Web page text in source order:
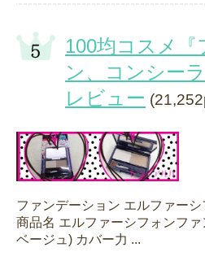
100均コスメ『
ン、コンシー
レビュー
ファンデーション エルファー
商品名 エルファーシフォンフ
ベージュ) カバー力 ...